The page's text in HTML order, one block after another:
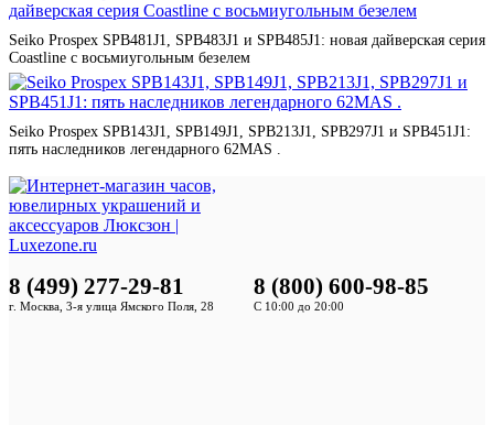
Seiko Prospex SPB481J1, SPB483J1 и SPB485J1: новая дайверская серия
Coastline с восьмиугольным безелем
Seiko Prospex SPB143J1, SPB149J1, SPB213J1, SPB297J1 и SPB451J1:
пять наследников легендарного 62MAS .
8 (499) 277-29-81
г. Москва, 3-я улица Ямского Поля, 28
8 (800) 600-98-85
С 10:00 до 20:00